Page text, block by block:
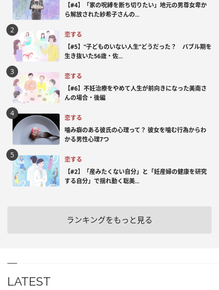
【#4】「家の呪縛を断ち切りたい」地元の男尊女卑か
ら解放された紗希子さんの...
恋する
【#5】“子どものいない人生”どうだった？ バブル期を
生き抜いた56歳・佐...
恋する
【#6】不妊治療をやめて人生が前向きになった美南さ
んの場合・後編
恋する
噛み癖のある彼氏の心理って？ 彼女を噛む行為からわ
かる男性心理7つ
恋する
【#2】「産みたくない自分」と「妊産婦の健康を研究
する自分」で揺れ動く聡美...
ランキングをもっと見る
LATEST